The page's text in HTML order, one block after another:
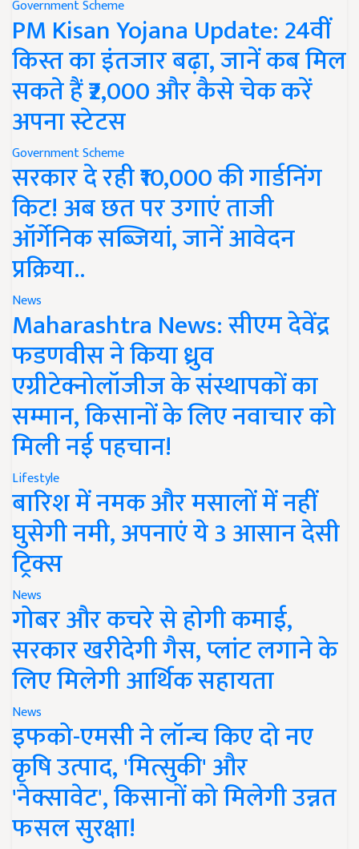
Government Scheme
PM Kisan Yojana Update: 24वीं
किस्त का इंतजार बढ़ा, जानें कब मिल
सकते हैं ₹2,000 और कैसे चेक करें
अपना स्टेटस
Government Scheme
सरकार दे रही ₹10,000 की गार्डनिंग
किट! अब छत पर उगाएं ताजी
ऑर्गेनिक सब्जियां, जानें आवेदन
प्रक्रिया..
News
Maharashtra News: सीएम देवेंद्र
फडणवीस ने किया ध्रुव
एग्रीटेक्नोलॉजीज के संस्थापकों का
सम्मान, किसानों के लिए नवाचार को
मिली नई पहचान!
Lifestyle
बारिश में नमक और मसालों में नहीं
घुसेगी नमी, अपनाएं ये 3 आसान देसी
ट्रिक्स
News
गोबर और कचरे से होगी कमाई,
सरकार खरीदेगी गैस, प्लांट लगाने के
लिए मिलेगी आर्थिक सहायता
News
इफको-एमसी ने लॉन्च किए दो नए
कृषि उत्पाद, 'मित्सुकी' और
'नेक्सावेट', किसानों को मिलेगी उन्नत
फसल सुरक्षा!